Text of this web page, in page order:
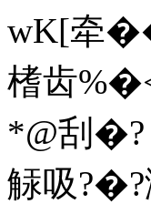
wK[牵
榰齿
*@刮
觨吸?�?